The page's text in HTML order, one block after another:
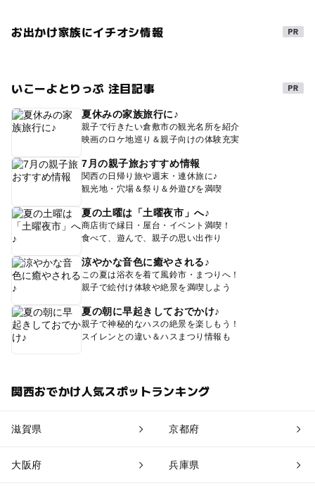
お出かけ家族にイチオシ情報
いこーよとりっぷ 注目記事
夏休みの家族旅行に♪
親子で行きたい倉敷市の観光名所を紹介
映画のロケ地巡り＆親子向けの体験充実
7月の親子旅おすすめ情報
関西の日帰り旅や週末・連休旅に♪
観光地・穴場＆祭り＆外遊びを満喫
夏の土曜は「土曜夜市」へ♪
商店街で縁日・屋台・イベント満喫！
食べて、遊んで、親子の思い出作り
涼やかな音色に癒やされる♪
この夏は浴衣を着て風鈴市・まつりへ！
親子で絵付け体験や絶景を満喫しよう
夏の朝に早起きしておでかけ♪
親子で神秘的なハスの絶景を楽しもう！
スイレンとの違い＆ハスまつり情報も
関西おでかけ人気スポットランキング
滋賀県 京都府
大阪府 兵庫県